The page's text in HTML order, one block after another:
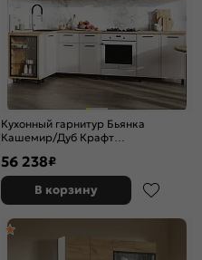
Кухонный гарнитур Бьянка
Кашемир/Дуб Крафт
56 238₽
В корзину